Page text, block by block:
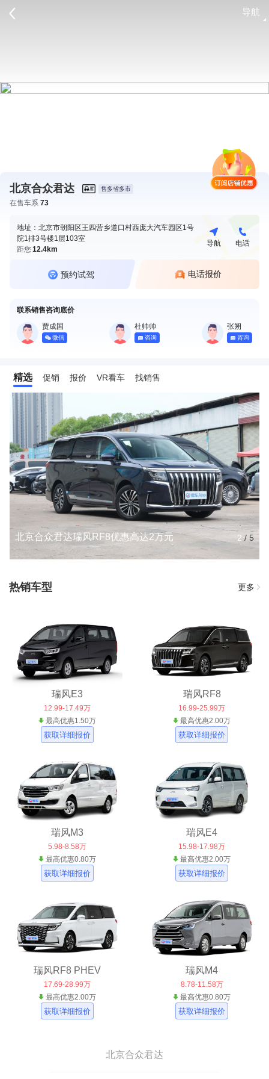
导航
北京合众君达 售多省多市
在售车系 73
地址：北京市朝阳区王四营乡道口村西庞大汽车园区1号
院1排3号楼1层103室
距您12.4km
导航 电话
预约试驾 电话报价
联系销售咨询底价
贾成国
微信
杜帅帅
咨询
张朔
咨询
精选 促销 报价 VR看车 找销售
北京合众君达瑞风RF8优惠高达2万元 2/ 5
热销车型 更多
瑞风E3
12.99-17.49万
最高优惠1.50万
获取详细报价
瑞风RF8
16.99-25.99万
最高优惠2.00万
获取详细报价
瑞风M3
5.98-8.58万
最高优惠0.80万
获取详细报价
瑞风E4
15.98-17.98万
最高优惠2.00万
获取详细报价
瑞风RF8 PHEV
17.69-28.99万
最高优惠2.00万
获取详细报价
瑞风M4
8.78-11.58万
最高优惠0.80万
获取详细报价
北京合众君达